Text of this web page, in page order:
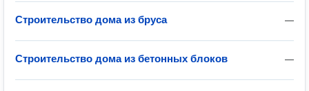
—
Строительство дома из бруса
—
Строительство дома из бетонных блоков